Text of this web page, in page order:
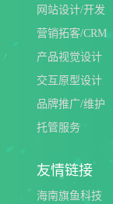
网站设计/开发
营销拓客/CRM
产品视觉设计
交互原型设计
品牌推广/维护
托管服务
友情链接
海南旗鱼科技